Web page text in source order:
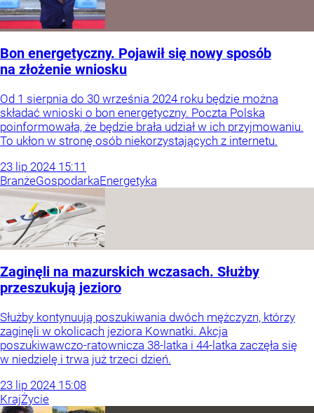
Bon energetyczny. Pojawił się nowy sposób
na złożenie wniosku
Od 1 sierpnia do 30 września 2024 roku będzie można
składać wnioski o bon energetyczny. Poczta Polska
poinformowała, że będzie brała udział w ich przyjmowaniu.
To ukłon w stronę osób niekorzystających z internetu.
23 lip 2024 15:11
BranżeGospodarkaEnergetyka
Zaginęli na mazurskich wczasach. Służby
przeszukują jezioro
Służby kontynuują poszukiwania dwóch mężczyzn, którzy
zaginęli w okolicach jeziora Kownatki. Akcja
poszukiwawczo-ratownicza 38-latka i 44-latka zaczęła się
w niedzielę i trwa już trzeci dzień.
23 lip 2024 15:08
KrajŻycie